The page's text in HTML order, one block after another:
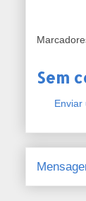
Sem
Enviar